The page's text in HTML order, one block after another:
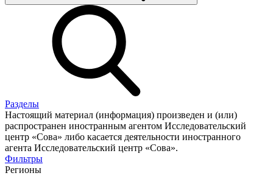
Разделы
Настоящий материал (информация) произведен и (или)
распространен иностранным агентом Исследовательский
центр «Сова» либо касается деятельности иностранного
агента Исследовательский центр «Сова».
Фильтры
Регионы